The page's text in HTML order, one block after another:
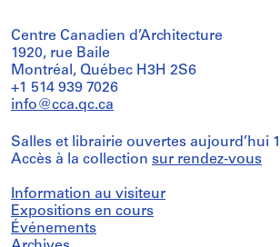
Centre Canadien d’Architecture
1920, rue Baile
Montréal, Québec H3H 2S6
+1 514 939 7026
info@cca.qc.ca
Salles et librairie ouvertes aujourd’hui
Accès à la collection sur rendez-vous
Information au visiteur
Expositions en cours
Événements